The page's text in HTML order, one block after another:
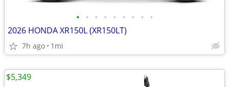
• • • • • • • • •
2026 HONDA XR150L (XR150LT)
7h ago 1mi
$5,349